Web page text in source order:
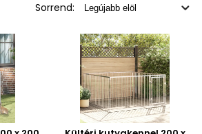
Sorrend: